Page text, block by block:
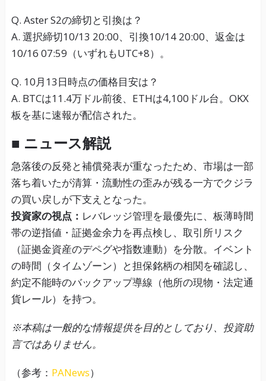
Q. Aster S2の締切と引換は？
A. 選択締切10/13 20:00、引換10/14 20:00、返金は
10/16 07:59（いずれもUTC+8）。
Q. 10月13日時点の価格目安は？
A. BTCは11.4万ドル前後、ETHは4,100ドル台。OKX
板を基に速報が配信された。
■ ニュース解説
急落後の反発と補償発表が重なったため、市場は一部
落ち着いたが清算・流動性の歪みが残る一方でクジラ
の買い戻しが下支えとなった。
投資家の視点： レバレッジ管理を最優先に、板薄時間
帯の逆指値・証拠金余力を再点検し、取引所リスク
（証拠金資産のデペグや指数連動）を分散。イベント
の時間（タイムゾーン）と担保銘柄の相関を確認し、
約定不能時のバックアップ導線（他所の現物・法定通
貨レール）を持つ。
※本稿は一般的な情報提供を目的としており、投資助
言ではありません。
（参考： PANews）